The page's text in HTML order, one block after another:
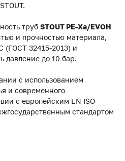
труб STOUT PE-Xa/EVOH
и прочностью материала,
(ГОСТ 32415-2013) и
давление до 10 бар.
с использованием
и современного
с европейским EN ISO
стандартом